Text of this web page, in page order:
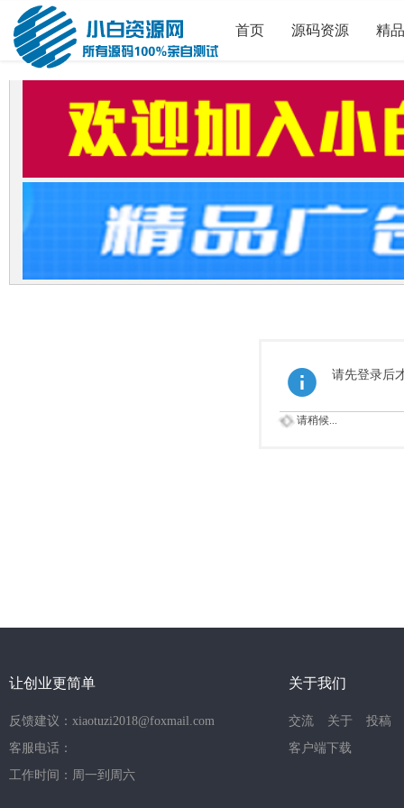
首页 源码资源 精
请先登录后
请稍候...
让创业更简单
反馈建议：xiaotuzi2018@foxmail.com
客服电话：
工作时间：周一到周六
关于我们
交流 关于
投稿
客户端下载